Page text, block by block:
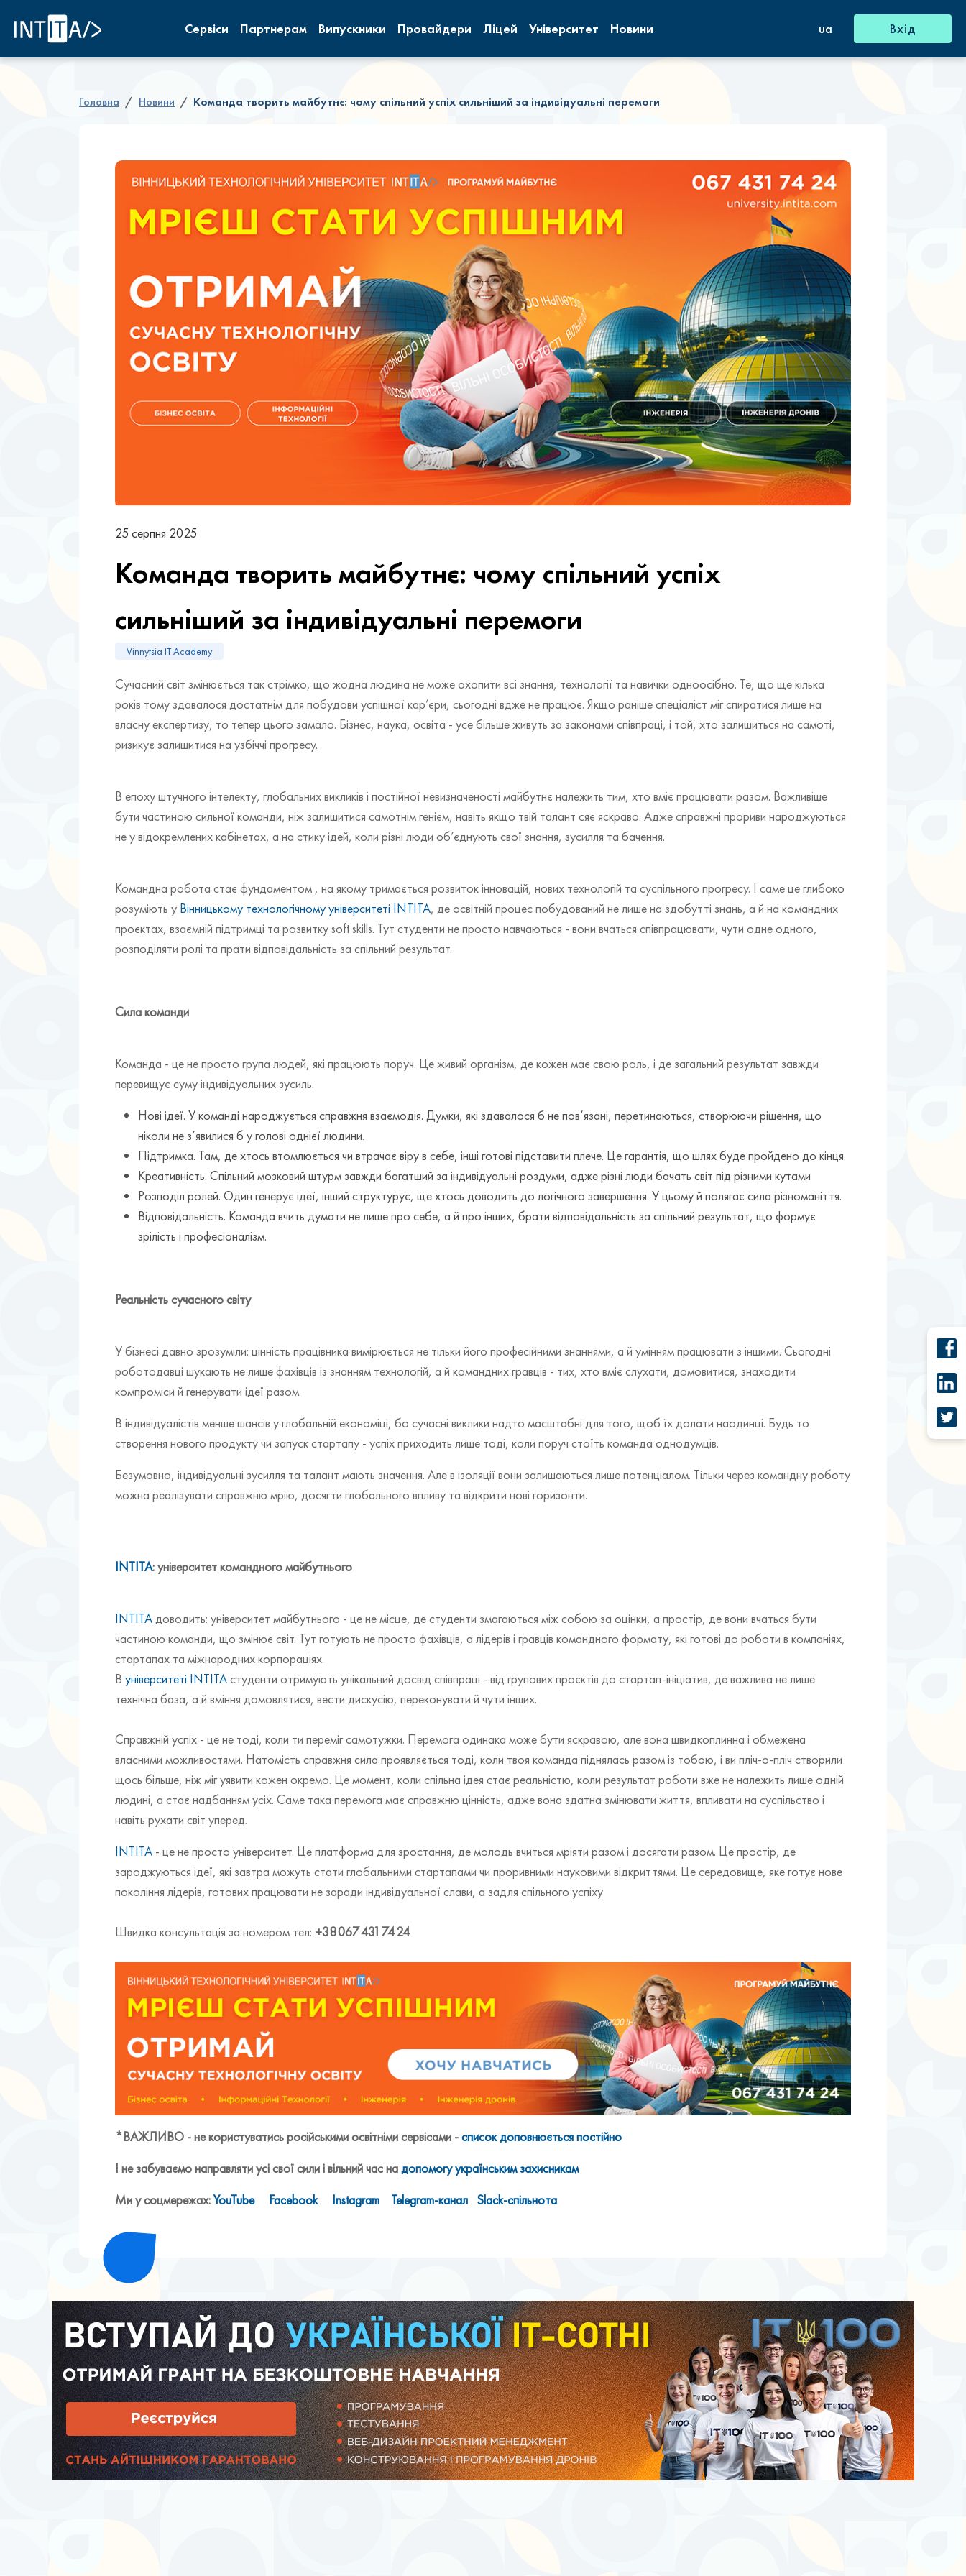
Сервіси Партнерам Випускники Провайдери Ліцей Університет Новини ua Вхід
Головна Новини Команда творить майбутнє: чому спільний успіх сильніший за індивідуальні перемоги
25 серпня 2025
Команда творить майбутнє: чому спільний успіх
сильніший за індивідуальні перемоги
Vinnytsia IT Academy
Сучасний світ змінюється так стрімко, що жодна людина не може охопити всі знання, технології та навички одноосібно. Те, що ще кілька
років тому здавалося достатнім для побудови успішної кар’єри, сьогодні вдже не працює. Якщо раніше спеціаліст міг спиратися лише на
власну експертизу, то тепер цього замало. Бізнес, наука, освіта - усе більше живуть за законами співпраці, і той, хто залишиться на самоті,
ризикує залишитися на узбіччі прогресу.
В епоху штучного інтелекту, глобальних викликів і постійної невизначеності майбутнє належить тим, хто вміє працювати разом. Важливіше
бути частиною сильної команди, ніж залишитися самотнім генієм, навіть якщо твій талант сяє яскраво. Адже справжні прориви народжуються
не у відокремлених кабінетах, а на стику ідей, коли різні люди об’єднують свої знання, зусилля та бачення.
Командна робота стає фундаментом , на якому тримається розвиток інновацій, нових технологій та суспільного прогресу. І саме це глибоко
розуміють у Вінницькому технологічному університеті INTITA, де освітній процес побудований не лише на здобутті знань, а й на командних
проєктах, взаємній підтримці та розвитку soft skills. Тут студенти не просто навчаються - вони вчаться співпрацювати, чути одне одного,
розподіляти ролі та прати відповідальність за спільний результат.
Сила команди
Команда - це не просто група людей, які працюють поруч. Це живий організм, де кожен має свою роль, і де загальний результат завжди
перевищує суму індивідуальних зусиль.
Нові ідеї. У команді народжується справжня взаємодія. Думки, які здавалося б не пов’язані, перетинаються, створюючи рішення, що
ніколи не з’явилися б у голові однієї людини.
Підтримка. Там, де хтось втомлюється чи втрачає віру в себе, інші готові підставити плече. Це гарантія, що шлях буде пройдено до кінця.
Креативність. Спільний мозковий штурм завжди багатший за індивідуальні роздуми, адже різні люди бачать світ під різними кутами
Розподіл ролей. Один генерує ідеї, інший структурує, ще хтось доводить до логічного завершення. У цьому й полягає сила різноманіття.
Відповідальність. Команда вчить думати не лише про себе, а й про інших, брати відповідальність за спільний результат, що формує
зрілість і професіоналізм.
Реальність сучасного світу
У бізнесі давно зрозуміли: цінність працівника вимірюється не тільки його професійними знаннями, а й умінням працювати з іншими. Сьогодні
роботодавці шукають не лише фахівців із знанням технологій, а й командних гравців - тих, хто вміє слухати, домовитися, знаходити
компроміси й генерувати ідеї разом.
В індивідуалістів менше шансів у глобальній економіці, бо сучасні виклики надто масштабні для того, щоб їх долати наодинці. Будь то
створення нового продукту чи запуск стартапу - успіх приходить лише тоді, коли поруч стоїть команда однодумців.
Безумовно, індивідуальні зусилля та талант мають значення. Але в ізоляції вони залишаються лише потенціалом. Тільки через командну роботу
можна реалізувати справжню мрію, досягти глобального впливу та відкрити нові горизонти.
INTITA: університет командного майбутнього
INTITAдоводить: університет майбутнього - це не місце, де студенти змагаються між собою за оцінки, а простір, де вони вчаться бути
частиною команди, що змінює світ. Тут готують не просто фахівців, а лідерів і гравців командного формату, які готові до роботи в компаніях,
стартапах та міжнародних корпораціях.
В університеті INTITAстуденти отримують унікальний досвід співпраці - від групових проєктів до стартап-ініціатив, де важлива не лише
технічна база, а й вміння домовлятися, вести дискусію, переконувати й чути інших.
Справжній успіх - це не тоді, коли ти переміг самотужки. Перемога одинака може бути яскравою, але вона швидкоплинна і обмежена
власними можливостями. Натомість справжня сила проявляється тоді, коли твоя команда піднялась разом із тобою, і ви пліч-о-пліч створили
щось більше, ніж міг уявити кожен окремо. Це момент, коли спільна ідея стає реальністю, коли результат роботи вже не належить лише одній
людині, а стає надбанням усіх. Саме така перемога має справжню цінність, адже вона здатна змінювати життя, впливати на суспільство і
навіть рухати світ уперед.
INTITA - це не просто університет. Це платформа для зростання, де молодь вчиться мріяти разом і досягати разом. Це простір, де
зароджуються ідеї, які завтра можуть стати глобальними стартапами чи проривними науковими відкриттями. Це середовище, яке готує нове
покоління лідерів, готових працювати не заради індивідуальної слави, а задля спільного успіху
Швидка консультація за номером тел: +38 067 431 74 24
*ВАЖЛИВО - не користуватись російськими освітніми сервісами -список доповнюється постійно
І не забуваємо направляти усі свої сили і вільний час надопомогу українським захисникам
Ми у соцмережах:YouTube Facebook Instagram Telegram-канал Slack-спільнота